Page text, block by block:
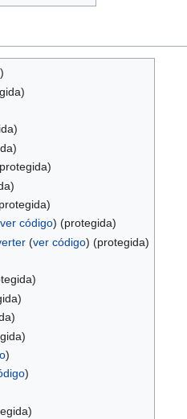
ver código) (protegida)
(ver código) (protegida)
)
)